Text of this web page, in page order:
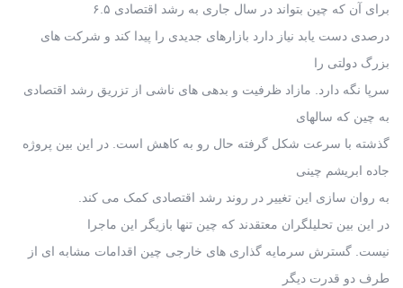
برای آن که چین بتواند در سال جاری به رشد اقتصادی ۶.۵
درصدی دست یابد نیاز دارد بازارهای جدیدی را پیدا کند و شرکت های
بزرگ دولتی را
سرپا نگه دارد. مازاد ظرفیت و بدهی های ناشی از تزریق رشد اقتصادی
به چین که سالهای
گذشته با سرعت شکل گرفته حال رو به کاهش است. در این بین پروژه
جاده ابریشم چینی
به روان سازی این تغییر در روند رشد اقتصادی کمک می کند.
در این بین تحلیلگران معتقدند که چین تنها بازیگر این ماجرا
نیست. گسترش سرمایه گذاری های خارجی چین اقدامات مشابه ای از
طرف دو قدرت دیگر